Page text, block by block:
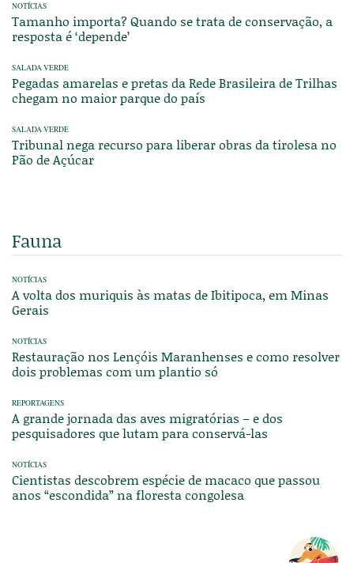
NOTÍCIAS
Tamanho importa? Quando se trata de conservação, a
resposta é ‘depende’
SALADA VERDE
Pegadas amarelas e pretas da Rede Brasileira de Trilhas
chegam no maior parque do país
SALADA VERDE
Tribunal nega recurso para liberar obras da tirolesa no
Pão de Açúcar
Fauna
NOTÍCIAS
A volta dos muriquis às matas de Ibitipoca, em Minas
Gerais
NOTÍCIAS
Restauração nos Lençóis Maranhenses e como resolver
dois problemas com um plantio só
REPORTAGENS
A grande jornada das aves migratórias – e dos
pesquisadores que lutam para conservá-las
NOTÍCIAS
Cientistas descobrem espécie de macaco que passou
anos “escondida” na floresta congolesa